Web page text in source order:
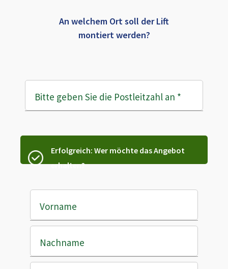
An welchem Ort soll der Lift
montiert werden?
Bitte geben Sie die Postleitzahl an *
Erfolgreich: Wer möchte das Angebot
erhalten?
Vorname
Nachname